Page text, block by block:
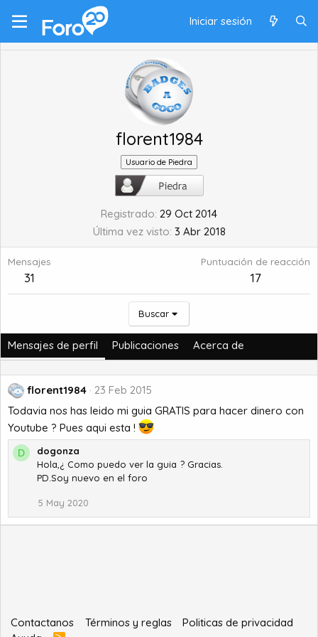
Iniciar sesión
florent1984
Usuario de Piedra
Registrado 29 Oct 2014
Última vez visto 3 Abr 2018
Mensajes
31
Puntuación de reacción
17
Buscar
Mensajes de perfil Publicaciones Acerca de
florent1984
23 Feb 2015
Todavia nos has leido mi guia GRATIS para hacer dinero con
Youtube ? Pues aqui esta !
D
dogonza
Hola,¿ Como puedo ver la guia ? Gracias.
PD.Soy nuevo en el foro
5 May 2020
Contactanos Términos y reglas
Politicas de privacidad